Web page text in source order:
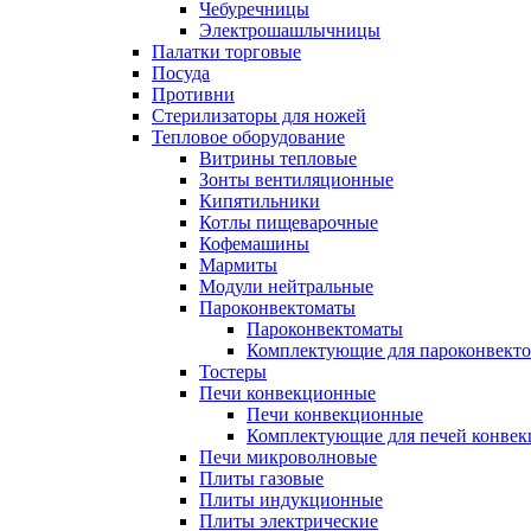
Чебуречницы
Электрошашлычницы
Палатки торговые
Посуда
Противни
Стерилизаторы для ножей
Тепловое оборудование
Витрины тепловые
Зонты вентиляционные
Кипятильники
Котлы пищеварочные
Кофемашины
Мармиты
Модули нейтральные
Пароконвектоматы
Пароконвектоматы
Комплектующие для
Тостеры
Печи конвекционные
Печи конвекционные
Комплектующие для печей
Печи микроволновые
Плиты газовые
Плиты индукционные
Плиты электрические